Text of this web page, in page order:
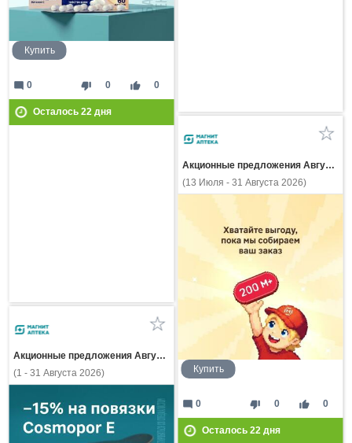
Купить
thumb_down 0 thumb_up 0
mode_comment 0
Осталось 22дня
Акционные предложения Августа
(13 Июля - 31 Августа 2026)
Купить
thumb_down 0 thumb_up 0
mode_comment 0
Осталось 22дня
Акционные предложения Августа
(1 - 31 Августа 2026)